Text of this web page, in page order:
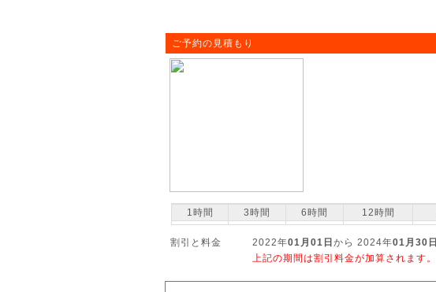
ご予約の見積もり
1時間 3時間 6時間 12時間
割引と料金 2022年01月01日 から 2024年01月30日
上記の期間は割引料金が加算されます。